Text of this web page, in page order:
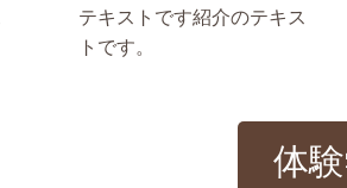
テキストです紹介のテキス
トです。
体